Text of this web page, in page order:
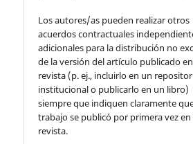
Los autores/as pueden realizar otros
acuerdos contractuales
adicionales para la distribución no
de la versión del artículo publicado
revista (p. ej., incluirlo en un
institucional o publicarlo en un libro)
siempre que indiquen claramente
trabajo se publicó por primera vez en
revista.